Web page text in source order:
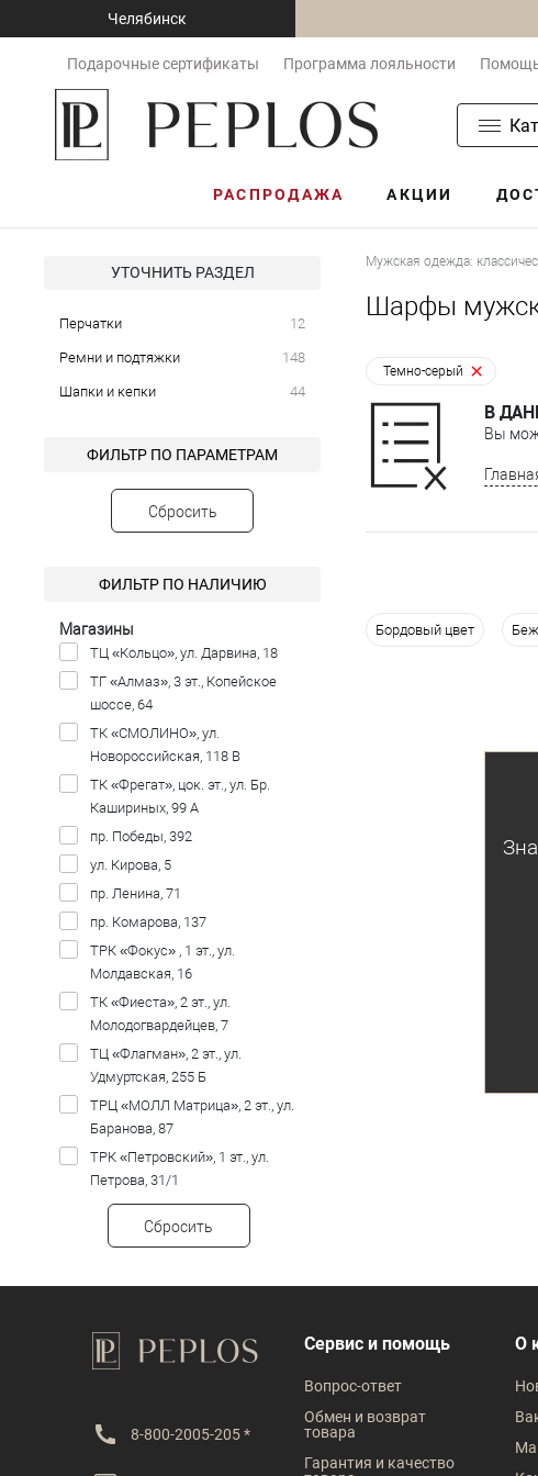
Челябинск
Подарочные сертификаты Программа лояльности
РАСПРОДАЖА АКЦИИ
УТОЧНИТЬ РАЗДЕЛ
Перчатки 12
Ремни и подтяжки 148
Шапки и кепки 44
ФИЛЬТР ПО ПАРАМЕТРАМ
Сбросить
ФИЛЬТР ПО НАЛИЧИЮ
Магазины
ТЦ «Кольцо», ул. Дарвина, 18
ТГ «Алмаз», 3 эт., Копейское
шоссе, 64
ТК «СМОЛИНО», ул.
Новороссийская, 118 В
ТК «Фрегат», цок. эт., ул. Бр.
Кашириных, 99 А
пр. Победы, 392
ул. Кирова, 5
пр. Ленина, 71
пр. Комарова, 137
ТРК «Фокус» , 1 эт., ул.
Молдавская, 16
ТК «Фиеста», 2 эт., ул.
Молодогвардейцев, 7
ТЦ «Флагман», 2 эт., ул.
Удмуртская, 255 Б
ТРЦ «МОЛЛ Матрица», 2 эт., ул.
Баранова, 87
ТРК «Петровский», 1 эт., ул.
Петрова, 31/1
Сбросить
Мужская одежда:
Шарфы
Темно-серый
В
Вы
Бордовый цвет
8-800-2005-205 *
Сервис и помощь
Вопрос-ответ
Обмен и возврат
товара
Гарантия и качество
О